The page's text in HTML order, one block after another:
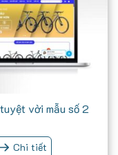
vời mẫu số 2
Chi tiết